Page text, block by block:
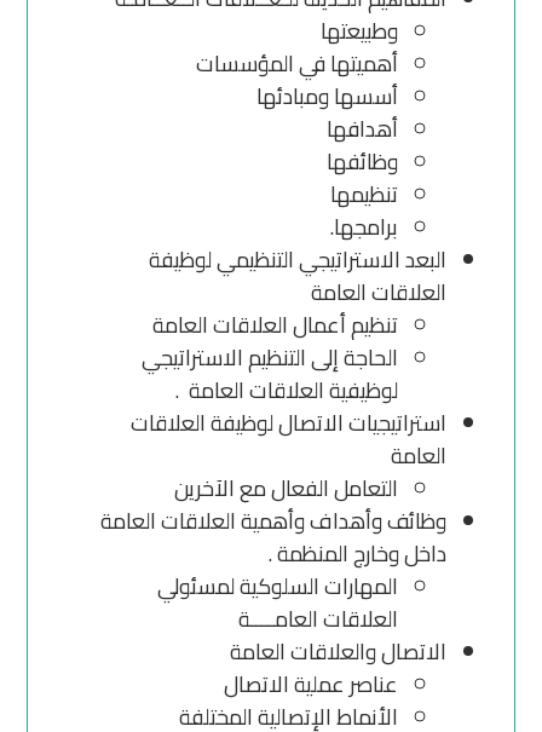
وطبيعتها
أهميتها في المؤسسات
أسسها ومبادئها
أهدافها
وظائفها
تنظيمها
برامجها.
البعد الاستراتيجي التنظيمي لوظيفة
العلاقات العامة
تنظيم أعمال العلاقات العامة
الحاجة إلى التنظيم الاستراتيجي
لوظيفية العلاقات العامة .
استراتيجيات الاتصال لوظيفة العلاقات
العامة
التعامل الفعال مع الآخرين
وظائف وأهداف وأهمية العلاقات العامة
داخل وخارج المنظمة .
المهارات السلوكية لمسئولي
العلاقات العامــــة
الاتصال والعلاقات العامة
عناصر عملية الاتصال
الأنماط الإتصالية المختلفة